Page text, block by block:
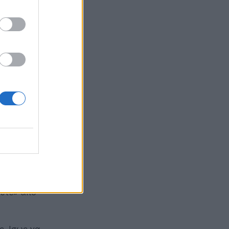
με
που
χροιά.
από